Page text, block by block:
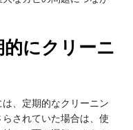
にクリーニ
、定期的なクリーニン
されていた場合は、使